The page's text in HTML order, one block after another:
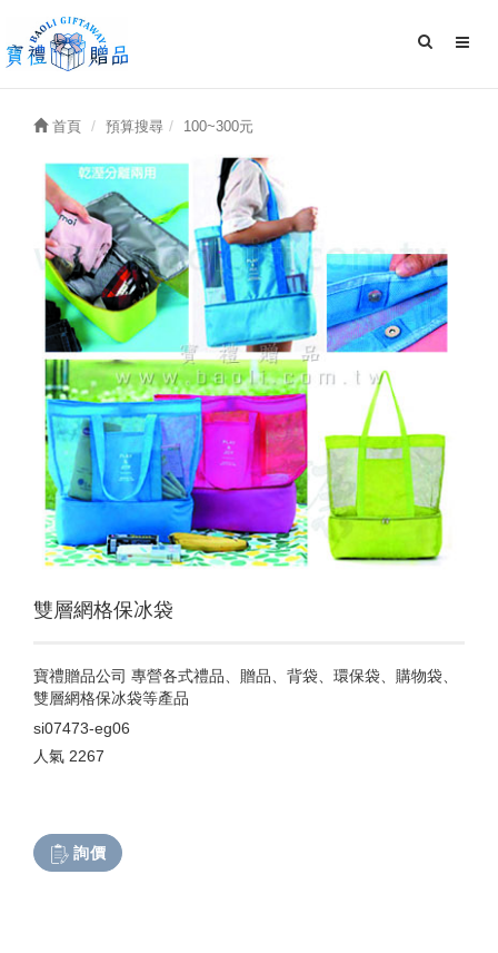
首頁 預算搜尋 100~300元
雙層網格保冰袋
寶禮贈品公司 專營各式禮品、贈品、背袋、環保袋、購物袋、
雙層網格保冰袋等產品
si07473-eg06
人氣 2267
詢價